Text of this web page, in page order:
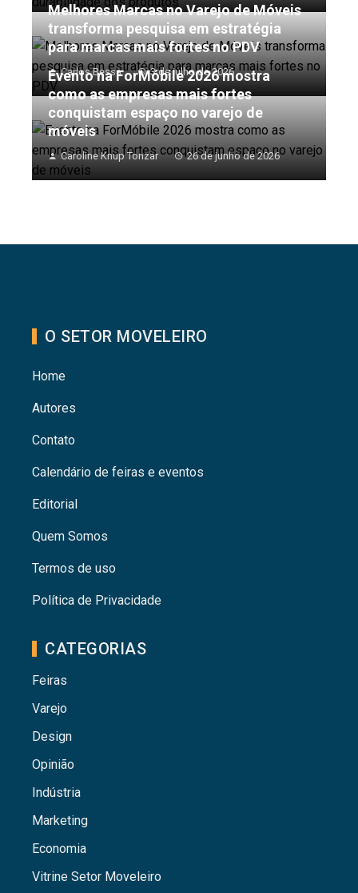
Melhores Marcas no Varejo de Móveis
transforma pesquisa em estratégia
para marcas mais fortes no PDV
Carlos Bessa 3 de julho de 2026
Evento na ForMóbile 2026 mostra
como as empresas mais fortes
conquistam espaço no varejo de
móveis
Caroline Knup Tonzar 26 de junho de 2026
O SETOR MOVELEIRO
Home
Autores
Contato
Calendário de feiras e eventos
Editorial
Quem Somos
Termos de uso
Política de Privacidade
CATEGORIAS
Feiras
Varejo
Design
Opinião
Indústria
Marketing
Economia
Vitrine Setor Moveleiro